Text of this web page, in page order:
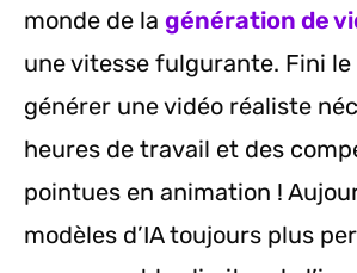
monde de la génération de
une vitesse fulgurante. Fini
générer une vidéo réaliste
heures de travail et des
pointues en animation !
modèles d’IA toujours plus